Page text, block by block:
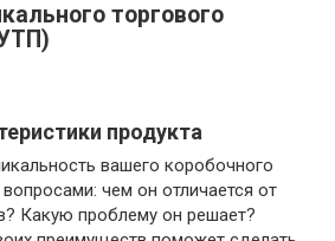
торгового
продукта
вашего коробочного
чем он отличается от
Какую проблему он решает?